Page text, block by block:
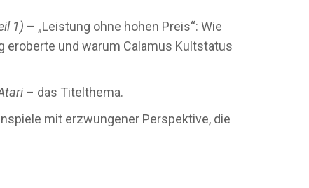
1) – „Leistung ohne hohen Preis“: Wie
eroberte und warum Calamus Kultstatus
– das Titelthema.
mit erzwungener Perspektive, die